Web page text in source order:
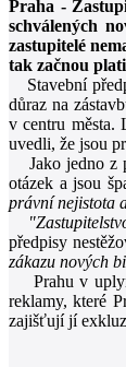
Praha -
schválených
zastupitelé
tak začnou
Stavební
důraz na
v centru města.
uvedli, že jsou
Jako jedno z
otázek a jsou
právní nejistota
předpisy
zákazu nových
Prahu v
reklamy, které
zajišťují jí